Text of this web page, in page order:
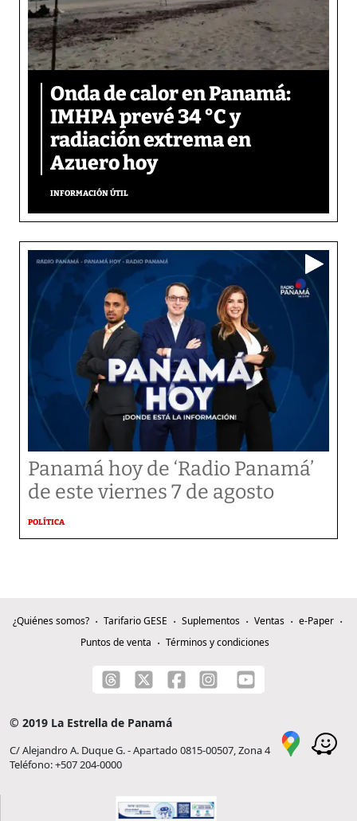
Onda de calor en Panamá:
IMHPA prevé 34 °C y
radiación extrema en
Azuero hoy
INFORMACIÓN ÚTIL
Panamá hoy de ‘Radio Panamá’
de este viernes 7 de agosto
POLÍTICA
¿Quiénes somos? Tarifario GESE Suplementos Ventas
e-Paper
Puntos de venta
Términos y condiciones
© 2019 La Estrella de Panamá
C/ Alejandro A. Duque G. - Apartado 0815-00507, Zona 4
Teléfono: +507 204-0000